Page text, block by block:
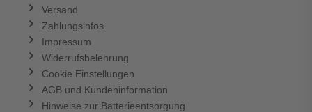
Versand
Zahlungsinfos
Impressum
Widerrufsbelehrung
Cookie Einstellungen
AGB und Kundeninformation
Hinweise zur Batterieentsorgung